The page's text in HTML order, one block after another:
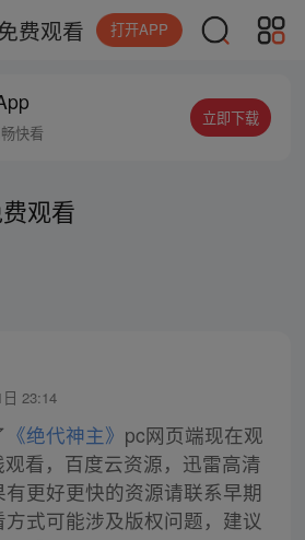
费观看 打开APP
快看
立即下载
观看
23:14
《绝代神主》 pc网页端现在观
看，百度云资源，迅雷高清
更好更快的资源请联系早期
式可能涉及版权问题，建议